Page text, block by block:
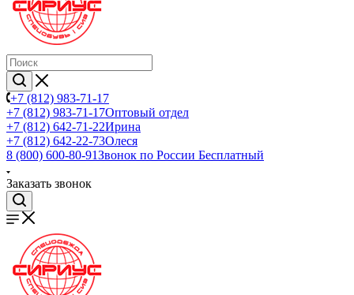
+7 (812) 983-71-17
+7 (812) 983-71-17Оптовый отдел
+7 (812) 642-71-22Ирина
+7 (812) 642-22-73Олеся
8 (800) 600-80-91Звонок по России Бесплатный
Заказать звонок